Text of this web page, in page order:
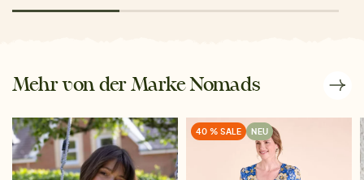
Mehr von der Marke Nomads
40 % SALE NEU